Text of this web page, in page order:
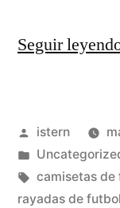
Seguir
Publicado
por
istern
Publicado
en
Etiquetas:
camisetas de
rayadas de futbol